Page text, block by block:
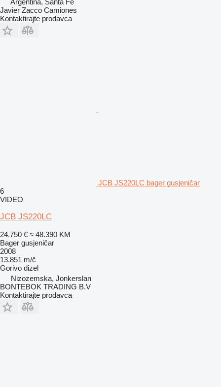
Javier Zacco Camiones
Kontaktirajte prodavca
JCB JS220LC bager gusjeničar
6
VIDEO
JCB JS220LC
24.750 € ≈ 48.390 KM
Bager gusjeničar
2008
13.851 m/č
Gorivo dizel
Nizozemska, Jonkerslan
BONTEBOK TRADING B.V
Kontaktirajte prodavca